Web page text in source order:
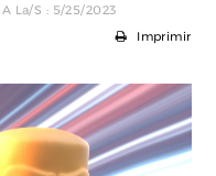
A La/s : 5/25/2023
Imprimir